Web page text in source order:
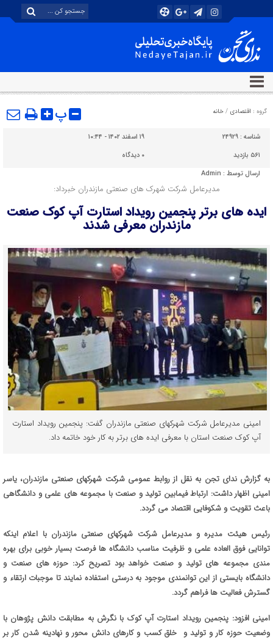
گروه : اقتصادی / خانه پ
شناسه : ۲۴۹۲۹
۱۹ اسفند ۱۴۰۲ - ۱۰:۴۴
۵۶۱ بازدید
۰ دیدگاه
ارسال توسط : Admin
مدیرعامل شرکت شهرک های صنعتی مازندران خبرداد:
ایده های برتر پنجمین رویداد استارت آپ کوک صنعت
مازندران معرفی شدند
امینی مدیرعامل شرکت شهرکهای صنعتی مازندران گفت: پنجمین رویداد استارت
آپ کوک صنعت استان با معرفی ایده های برتر به کار خود خاتمه داد.
به گزارش ندای تجن به نقل از روابط عمومی شرکت شهرکهای صنعتی مازندران، یاسر
امینی اظهار داشت: ارتباط فیمابین تولید و صنعت با مجموعه های علمی و دانشگاهی
باعث تقویت و شکوفایی اقتصاد می گردد.
رئیس هیئت مدیره و مدیرعامل شرکت شهرکهای صنعتی مازندران با اعلام اینکه
توانایی فوق العاده علمی و ظرفیت مناسب دانشگاه ها فرصت بسیار خوبی برای بهره
مندی مجموعه های تولید و صنعت خواهد بود تصریح کرد: حوزه های صنعت و
دانشگاه بایستی از این توانمندی موجود به درستی استفاده نمایند تا موجبات ارتقاء و
گسترش فعالیت ها فراهم گردد.
امینی افزود: پنجمین رویداد استارت آپ کوک با نگرش به مطابقت دانش پژوهان با
وضعیت حوزه کار و تولید و خلق کسب و کارهای دانش محور و نهادینه شدن کار بر